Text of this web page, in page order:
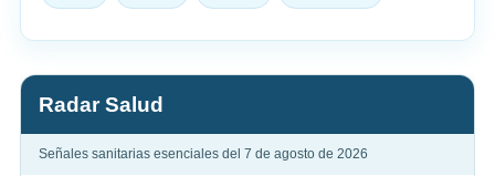
Radar Salud
Señales sanitarias esenciales del 7 de agosto de 2026